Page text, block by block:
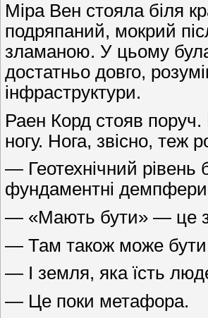
Міра Вен стояла біля
подряпаний, мокрий
зламаною. У цьому була
достатньо довго,
інфраструктури.
Раен Корд стояв поруч.
ногу. Нога, звісно, теж
— Геотехнічний
фундаментні демпфери
— «Мають бути» — це
— Там також може бути
— І земля, яка їсть
— Це поки метафора.